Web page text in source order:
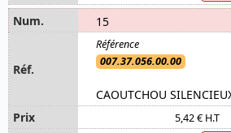
15
007.37.056.00.00
CAOUTCHOU
5,42 € H.T